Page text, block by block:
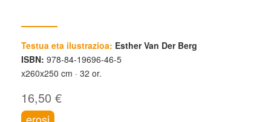
Testua eta ilustrazioa: Esther Van Der Berg
ISBN: 978-84-19696-46-5
x260x250 cm
32 or.
16,50 €
erosi